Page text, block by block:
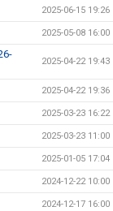
2025-06-15 19:26
2025-05-08 16:00
2025-04-22 19:43
2025-04-22 19:36
2025-03-23 16:22
2025-03-23 11:00
2025-01-05 17:04
2024-12-22 10:00
2024-12-17 16:00